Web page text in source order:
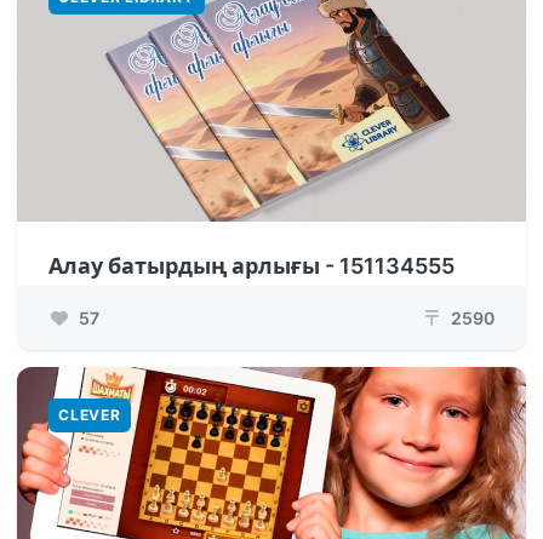
Алау батырдың арлығы - 151134555
57 ₸ 2590
CLEVER